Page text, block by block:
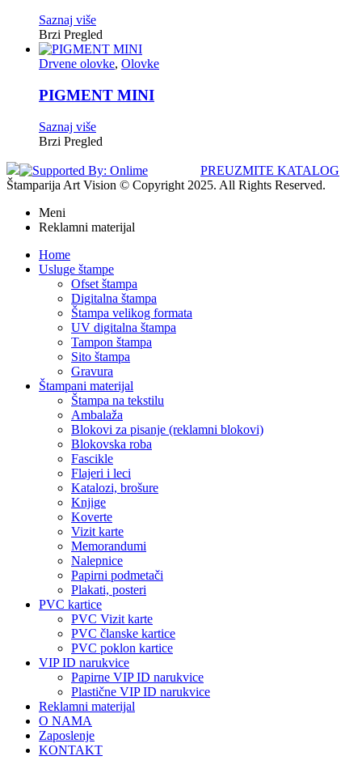
Saznaj više
Brzi Pregled
Drvene olovke, Olovke
PIGMENT MINI
Saznaj više
Brzi Pregled
PREUZMITE KATALOG
Štamparija Art Vision © Copyright 2025. All Rights Reserved.
Meni
Reklamni materijal
Home
Usluge štampe
Ofset štampa
Digitalna štampa
Štampa velikog formata
UV digitalna štampa
Tampon štampa
Sito štampa
Gravura
Štampani materijal
Štampa na tekstilu
Ambalaža
Blokovi za pisanje (reklamni blokovi)
Blokovska roba
Fascikle
Flajeri i leci
Katalozi, brošure
Knjige
Koverte
Vizit karte
Memorandumi
Nalepnice
Papirni podmetači
Plakati, posteri
PVC kartice
PVC Vizit karte
PVC članske kartice
PVC poklon kartice
VIP ID narukvice
Papirne VIP ID narukvice
Plastične VIP ID narukvice
Reklamni materijal
O NAMA
Zaposlenje
KONTAKT